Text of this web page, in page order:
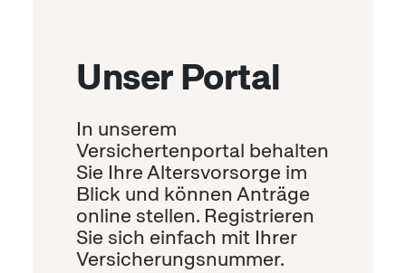
Unser Portal
In unserem
Versichertenportal behalten
Sie Ihre Altersvorsorge im
Blick und können Anträge
online stellen. Registrieren
Sie sich einfach mit Ihrer
Versicherungsnummer.